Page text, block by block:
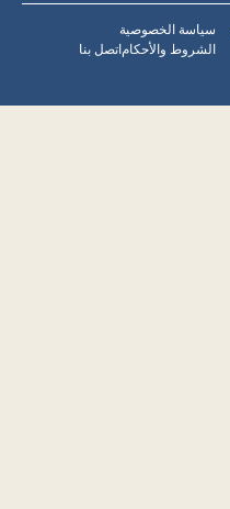
سياسة الخصوصية
الشروط والأحكام اتصل بنا